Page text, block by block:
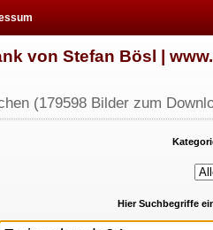
von Stefan Bösl |
(179598 Bilder zum
Hier Suchbegriffe